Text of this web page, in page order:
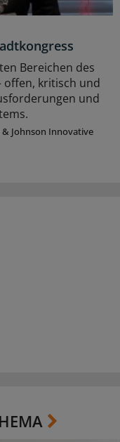
Bereichen des
offen, kritisch und
und
& Johnson Innovative